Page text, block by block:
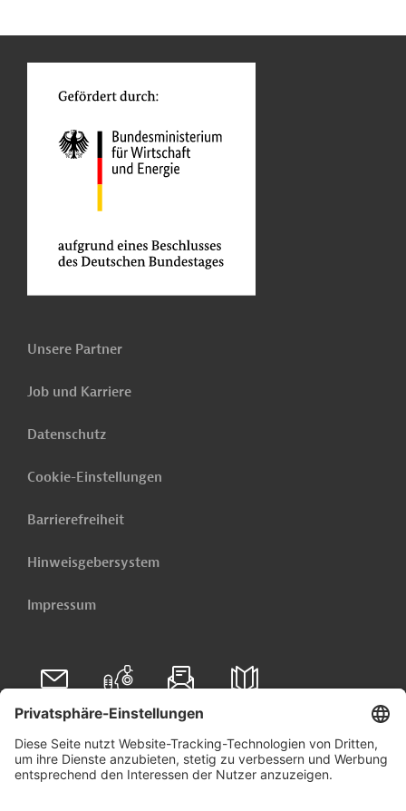
Unsere Partner
Job und Karriere
Datenschutz
Cookie-Einstellungen
Barrierefreiheit
Hinweisgebersystem
Impressum
Folgen Sie uns auf